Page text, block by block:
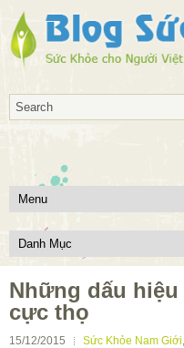
Những dấu
cực thọ
15/12/2015 Sức Khỏe Nam Giới,